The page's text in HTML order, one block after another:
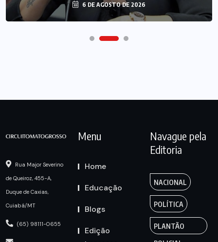
6 DE AGOSTO DE 2026
Rua Major Severino
de Queiroz, 455-A,
Duque de Caxias,
Cuiabá/MT
(65) 98111-0655
Menu
Home
Educação
Blogs
Edição
Navague pela
Editoria
NACIONAL
POLÍTICA
PLANTÃO